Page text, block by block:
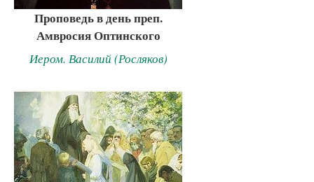
Проповедь в день преп.
Амвросия Оптинского
Иером. Василий (Росляков)